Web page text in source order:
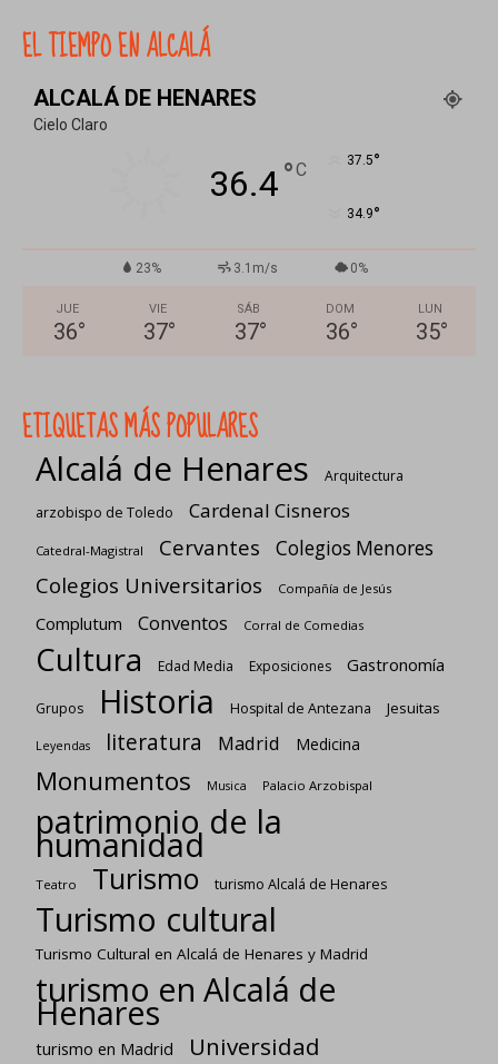
EL TIEMPO EN ALCALÁ
ALCALÁ DE HENARES
Cielo Claro
36.4°C 37.5°
34.9°
23% 3.1m/s 0%
JUE
36°
VIE
37°
SÁB
37°
DOM
36°
LUN
35°
ETIQUETAS MÁS POPULARES
Alcalá de Henares
Arquitectura
arzobispo de Toledo
Cardenal Cisneros
Catedral-Magistral Cervantes Colegios Menores
Colegios Universitarios Compañía de Jesús
Complutum Conventos Corral de Comedias
Cultura Edad Media Exposiciones Gastronomía
Grupos Historia Hospital de Antezana Jesuitas
Leyendas literatura Madrid Medicina
Monumentos Musica Palacio Arzobispal
patrimonio de la
humanidad
Teatro Turismo turismo Alcalá de Henares
Turismo cultural
Turismo Cultural en Alcalá de Henares y Madrid
turismo en Alcalá de
Henares
turismo en Madrid Universidad